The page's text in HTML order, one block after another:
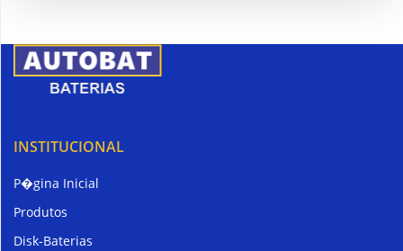
INSTITUCIONAL
P�gina Inicial
Produtos
Disk-Baterias